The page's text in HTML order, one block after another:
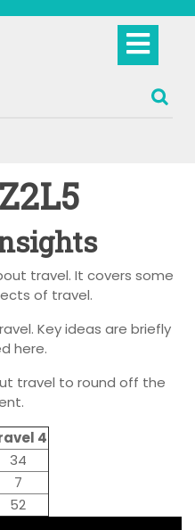
travel. It covers some
of travel.
Key ideas are briefly
here.
travel to round off the
4
34
7
52